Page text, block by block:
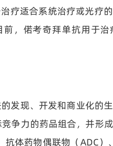
疗适合系统治疗或光疗
，偌考奇拜单抗用于
发现、开发和商业化的
争力的药品组合，并形成
体药物偶联物（ADC）